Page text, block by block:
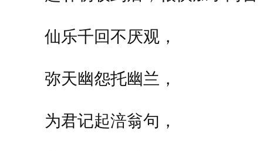
仙乐千回不厌观，
弥天幽怨托幽兰，
为君记起涪翁句，